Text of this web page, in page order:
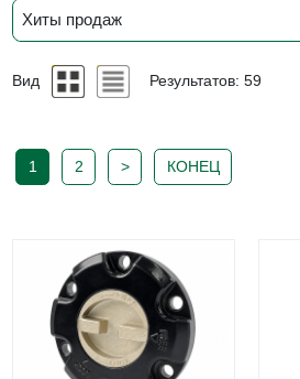
Хиты продаж
Вид Результатов: 59
1 2 > КОНЕЦ